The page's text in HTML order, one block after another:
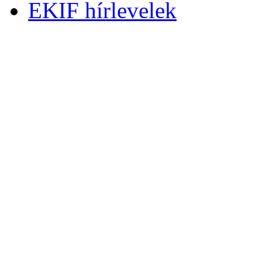
EKIF hírlevelek